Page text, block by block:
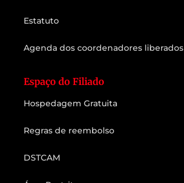
Estatuto
Agenda dos coordenadores liberados
Espaço do Filiado
Hospedagem Gratuita
Regras de reembolso
DSTCAM